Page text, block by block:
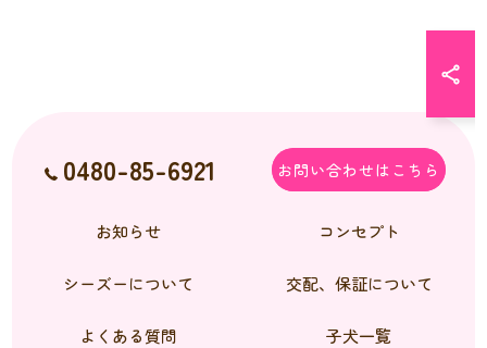
0480-85-6921 お問い合わせはこちら
お知らせ コンセプト
シーズーについて 交配、保証について
よくある質問 子犬一覧